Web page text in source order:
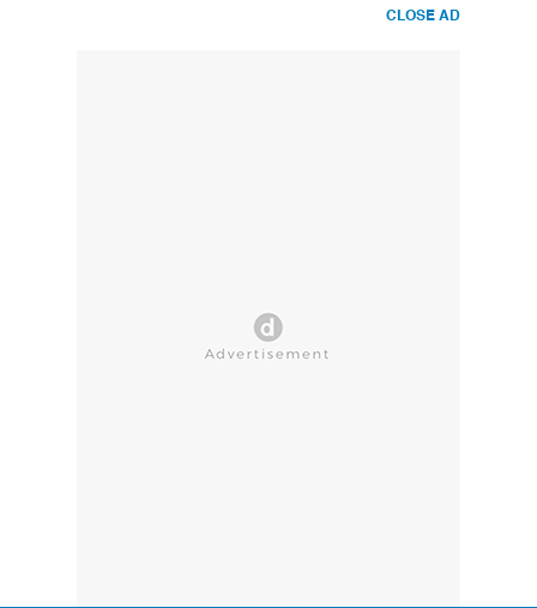
CLOSE AD